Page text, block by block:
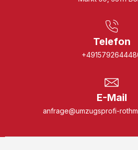
Telefon
E-Mail
anfrage@umzugsprofi-